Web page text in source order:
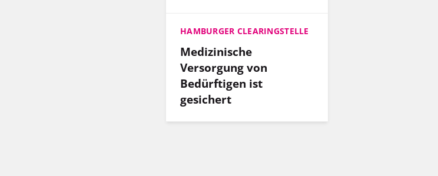
HAMBURGER CLEARINGSTELLE
Medizinische
Versorgung von
Bedürftigen ist
gesichert